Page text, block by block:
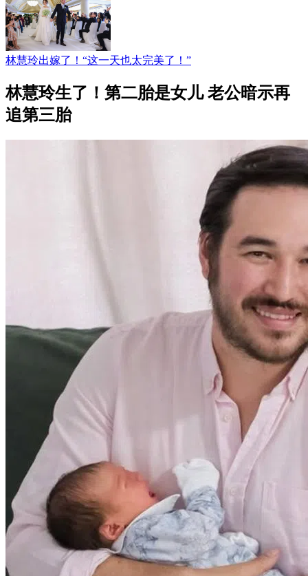
林慧玲出嫁了！“这一天也太完美了！”
林慧玲生了！第二胎是女儿 老公暗示再
追第三胎